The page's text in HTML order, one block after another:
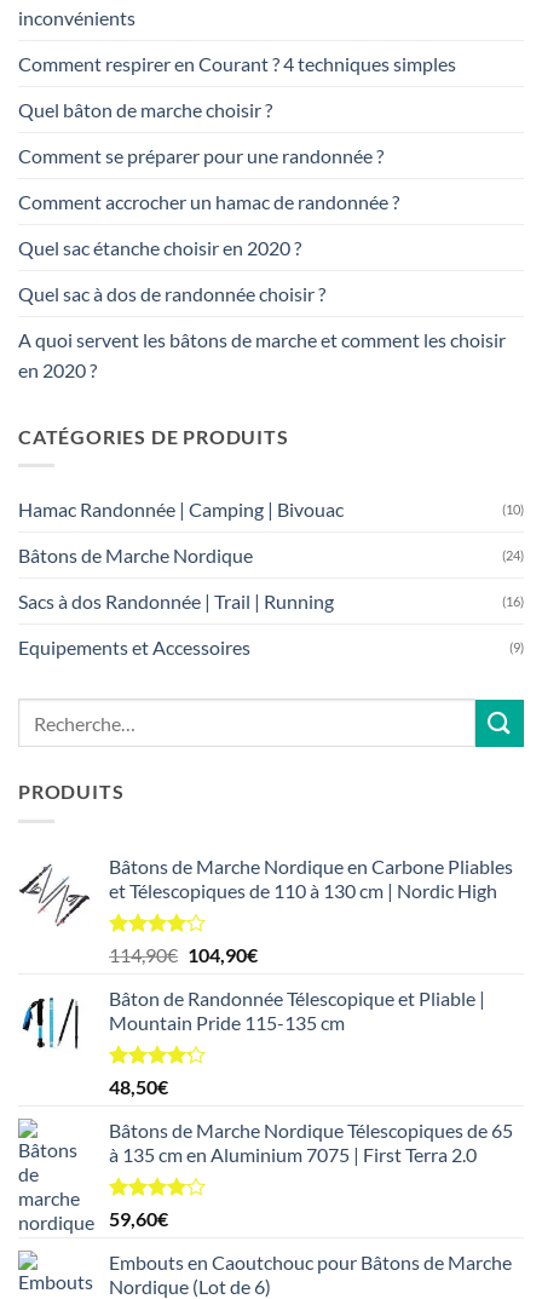
inconvénients
Comment respirer en Courant ? 4 techniques simples
Quel bâton de marche choisir ?
Comment se préparer pour une randonnée ?
Comment accrocher un hamac de randonnée ?
Quel sac étanche choisir en 2020 ?
Quel sac à dos de randonnée choisir ?
A quoi servent les bâtons de marche et comment les choisir
en 2020 ?
CATÉGORIES DE PRODUITS
Hamac Randonnée | Camping | Bivouac (10)
Bâtons de Marche Nordique (24)
Sacs à dos Randonnée | Trail | Running (16)
Equipements et Accessoires (9)
PRODUITS
Bâtons de Marche Nordique en Carbone Pliables
et Télescopiques de 110 à 130 cm | Nordic High
Note
sur
5
114,90€ Le
initial
était :
114,90€.
104,90€Le
actuel
est :
Bâton de Randonnée Télescopique et Pliable |
Mountain Pride 115-135 cm
Note4.20
sur 5
48,50€
Bâtons de Marche Nordique Télescopiques de 65
à 135 cm en Aluminium 7075 | First Terra 2.0
Note
4.00
5
59,60€
Embouts en Caoutchouc pour Bâtons de Marche
Nordique (Lot de 6)